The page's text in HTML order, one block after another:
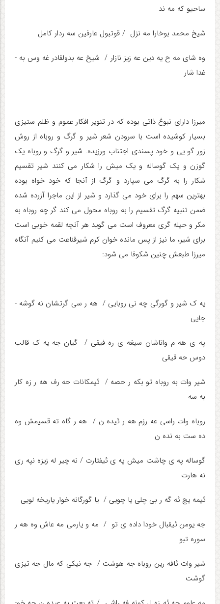
ساحیو که­ مه ­ند
شیخ محمد بوخارا مه­ نزل / قوتبول عارفین سه­ ردار کامل
وه شای مه­ ح یه­ دین عه ­زیز نازار / شیخ عه­ بدولقادر غه ­وس به ­
غدا شار
میرزا دارای نبوغ ذاتی بوده که در تنویر افکار عموم و ظلم ستیزی
بسیار کوشیده است با سرودن شعر شیر و گرگ و روباه از روش
زور گو یی و خود پسندی اجتناب ورزیده. شیر و گرگ و روباه یک
گوزن و یک گوساله و یک میش را شکار می کنند شیر تقسیم
شکار را به گرگ می سپارد و گرگ از آنجا که خود خواه بوده
بهترین سهم را برای خود می گذارد و شیر از این ماجرا آزرده شده
ضمن تنبیه گرگ تقسیم را به روباه محول می کند گر چه روباه به
مکر و حیله گری معروف است می گوید هر آنچه لقمه خوبی است
برای شیر، ما نیز از پس مانده خوان کرم شیرقناعت می کنیم آنگاه
میرزا طبعش چنین شکوفا می شود:
یه­ ک شیر و گورگی چه­ نی روبایی / هه ­ر سی گر­تشان نه گوشه ­
جایی
په­ ی هه­ م واناشان سیغه­ ی ره ­فیقی / گیان جه یه­ ک قالب
دوس حه ­قیقی
شیر وات به روباه تو بکه ­ر حصه / ئیمکانات حه ­رف هه­ ر زه کار
به ­سه
روباه وات راسی عه­ رزم هه ­ر ئیده ­ن / هه­ ر گاه ته­ قسیمش وه
ده ­ست به ­نده­ ن
گوساله په­ ی چاشت میش په­ ی ئیفتارت / نه­ چیر له ­زیزه ­ن­په ­ری
نه ­هارت
ئیمه ­یچ ئه­ گه­ ر بی چلی یا چویی / یا گورگانه خوار یاریخه ­لویی
جه یو­من ئیقبال خودا داده ­­ی تو / مه ­و یارمی مه ­عاش وه ­هه­ ر
سوره ­ت­بو
شیر وات ئافه­ رین روباه جه هوشت / جه نیکی که ­مال جه تیزی
گوشت